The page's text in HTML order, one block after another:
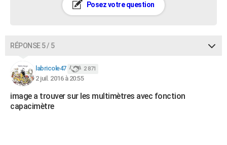
Posez votre question
RÉPONSE 5 / 5
labricole47 2 871
2 juil. 2016 à 20:55
image a trouver sur les multimètres avec fonction
capacimètre